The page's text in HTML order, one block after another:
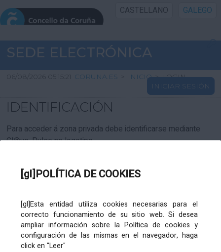
[gl]POLÍTICA DE COOKIES
[gl]Esta entidad utiliza cookies necesarias para el
correcto funcionamiento de su sitio web. Si desea
ampliar información sobre la Política de cookies y
configuración de las mismas en el navegador, haga
click en "Leer"
CASTELLANO GALEGO
INICIO SEDE
INICIO
INFORMACIÓN PÚBLICA
CARTAFOL CIDADÁN
SEDE ELECTRÓNICA
06/08/2026 05:15:21 CORUNA.ES > INICIO > LOGIN
INICIAR SESIÓN
IDENTIFICACIÓN
Para acceder á zona privada debe identificarse mediante
Cl@ve. Pulse no logotipo